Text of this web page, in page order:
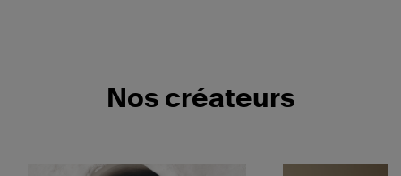
Nos créateurs